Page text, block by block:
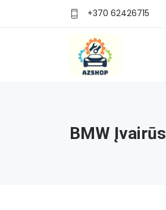
+370 62426715
BMW Įvairūs